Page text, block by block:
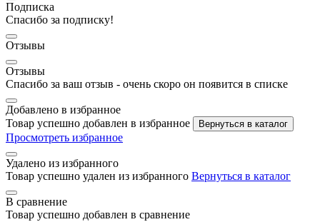
Подписка
Спасибо за подписку!
Отзывы
Отзывы
Спасибо за ваш отзыв - очень скоро он появится в списке
Добавлено в избранное
Товар успешно добавлен в избранное
Вернуться в каталог
Просмотреть избранное
Удалено из избранного
Товар успешно удален из избранного Вернуться в каталог
В сравнение
Товар успешно добавлен в сравнение